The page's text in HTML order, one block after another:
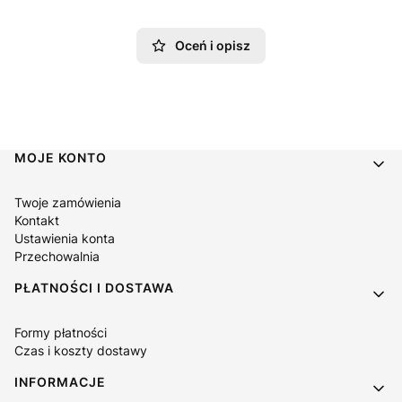
Oceń i opisz
Linki w stopce
MOJE KONTO
Twoje zamówienia
Kontakt
Ustawienia konta
Przechowalnia
PŁATNOŚCI I DOSTAWA
Formy płatności
Czas i koszty dostawy
INFORMACJE